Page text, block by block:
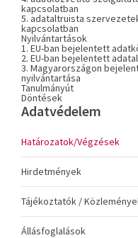
kapcsolatban
5. adataltruista
kapcsolatban
Nyilvántartások
1. EU-ban bejelentett
2. EU-ban bejelentett
3. Magyarországon
nyilvántartása
Tanulmányút
Döntések
Adatvédelem
Határozatok/Végzések
Hirdetmények
Tájékoztatók /
Állásfoglalások